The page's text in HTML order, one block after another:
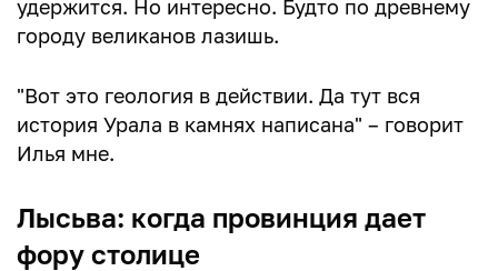
удержится. Но интересно. Будто по древнему
городу великанов лазишь.
"Вот это геология в действии. Да тут вся
история Урала в камнях написана" – говорит
Илья мне.
Лысьва: когда провинция дает
фору столице